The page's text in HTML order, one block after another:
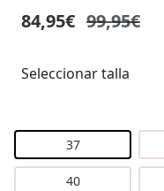
84,95€ 99,95€
Seleccionar talla
37
40